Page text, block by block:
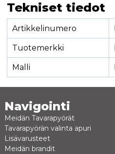
Tekniset tiedot
Artikkelinumero
Tuotemerkki
Malli
Navigointi
Meidän Tavarapyörät
Tavarapyörän valinta apuri
Lisävarusteet
Meidän brandit